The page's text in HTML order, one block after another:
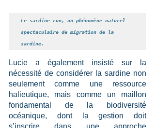
Le sardine run, un phénomène naturel
spectaculaire de migration de la
sardine.
Lucie a également insisté sur la
nécessité de considérer la sardine non
seulement comme une ressource
halieutique, mais comme un maillon
fondamental de la biodiversité
océanique, dont la gestion doit